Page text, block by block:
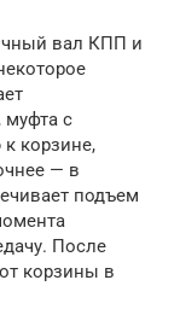
вал КПП и
муфта с
корзине,
— в
подъем
После
корзины в